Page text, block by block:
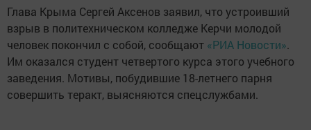
Глава Крыма Сергей Аксенов заявил, что устроивший
взрыв в политехническом колледже Керчи молодой
человек покончил с собой, сообщают «РИА Новости».
Им оказался студент четвертого курса этого учебного
заведения. Мотивы, побудившие 18-летнего парня
совершить теракт, выясняются спецслужбами.